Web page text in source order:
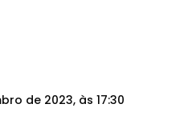
de 2023, às 17:30